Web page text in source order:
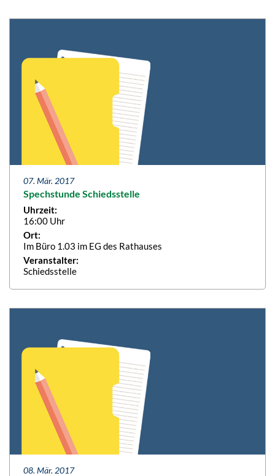
07. Mär. 2017
Spechstunde Schiedsstelle
Uhrzeit:
16:00 Uhr
Ort:
Im Büro 1.03 im EG des Rathauses
Veranstalter:
Schiedsstelle
08. Mär. 2017